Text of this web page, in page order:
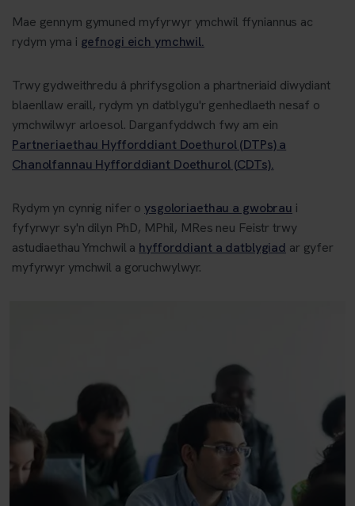
Mae gennym gymuned myfyrwyr ymchwil ffyniannus ac
rydym yma i gefnogi eich ymchwil.
Trwy gydweithredu â phrifysgolion a phartneriaid diwydiant
blaenllaw eraill, rydym yn datblygu'r genhedlaeth nesaf o
ymchwilwyr arloesol. Darganfyddwch fwy am ein
Partneriaethau Hyfforddiant Doethurol (DTPs) a
Chanolfannau Hyfforddiant Doethurol (CDTs).
Rydym yn cynnig nifer o ysgoloriaethau a gwobrau i
fyfyrwyr sy'n dilyn PhD, MPhil, MRes neu Feistr trwy
astudiaethau Ymchwil a hyfforddiant a datblygiad ar gyfer
myfyrwyr ymchwil a goruchwylwyr.